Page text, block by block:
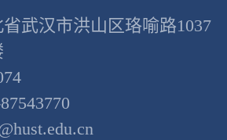
武汉市洪山区珞喻路1037